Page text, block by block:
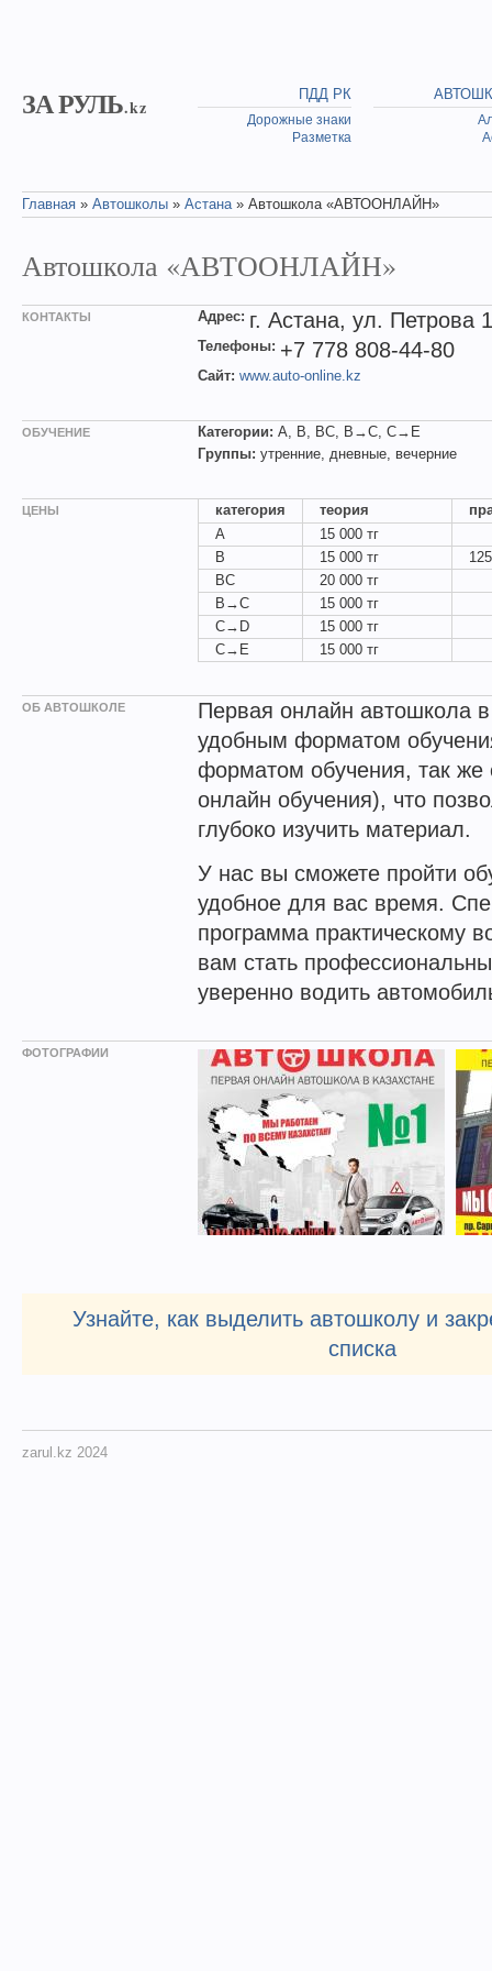
ЗА РУЛЬ.kz
ПДД РК
Дорожные знаки
Разметка
Главная » Автошколы » Астана» Автошкола «АВТООНЛАЙН»
Автошкола «АВТООНЛАЙН»
КОНТАКТЫ Адрес: г. Астана, ул. Петрова
Телефоны: +7 778 808-44-80
Сайт: www.auto-online.kz
ОБУЧЕНИЕ Категории: A, B, BC, B→C, C→E
Группы: утренние, дневные, вечерние
ЦЕНЫ категория теория
A
15 000 тг
B
15 000 тг
BC
20 000 тг
B→C
15 000 тг
C→D
15 000 тг
C→E
15 000 тг
ОБ АВТОШКОЛЕ
Первая онлайн автошкола в
удобным форматом
форматом обучения, так же
онлайн обучения), что
глубоко изучить материал.
У нас вы сможете пройти
удобное для вас время.
программа практическому
вам стать
уверенно водить
ФОТОГРАФИИ
Узнайте, как выделить автошколу и
списка
zarul.kz 2024